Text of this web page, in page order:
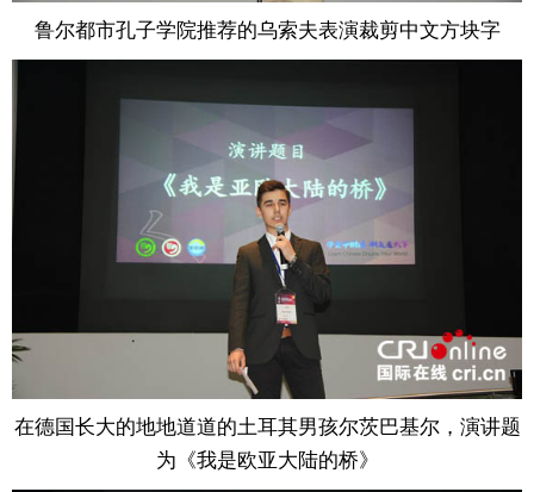
鲁尔都市孔子学院推荐的乌索夫表演裁剪中文方块字
在德国长大的地地道道的土耳其男孩尔茨巴基尔，演讲题
为《我是欧亚大陆的桥》